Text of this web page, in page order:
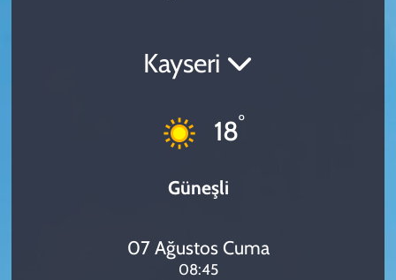
Kayseri
18°
Güneşli
07 Ağustos Cuma
08:45